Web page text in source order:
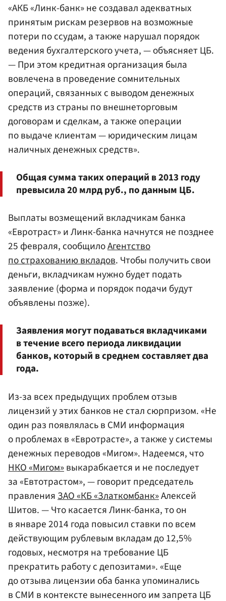
«АКБ «Линк-банк» не создавал адекватных
принятым рискам резервов на возможные
потери по ссудам, а также нарушал порядок
ведения бухгалтерского учета, — объясняет ЦБ.
— При этом кредитная организация была
вовлечена в проведение сомнительных
операций, связанных с выводом денежных
средств из страны по внешнеторговым
договорам и сделкам, а также операции
по выдаче клиентам — юридическим лицам
наличных денежных средств».
Общая сумма таких операций в 2013 году
превысила 20 млрд руб., по данным ЦБ.
Выплаты возмещений вкладчикам банка
«Евротраст» и Линк-банка начнутся не позднее
25 февраля, сообщилоАгентство
по страхованию вкладов. Чтобы получить свои
деньги, вкладчикам нужно будет подать
заявление (форма и порядок подачи будут
объявлены позже).
Заявления могут подаваться вкладчиками
в течение всего периода ликвидации
банков, который в среднем составляет два
года.
Из-за всех предыдущих проблем отзыв
лицензий у этих банков не стал сюрпризом. «Не
один раз появлялась в СМИ информация
о проблемах в «Евротрасте», а также у системы
денежных переводов «Мигом». Надеемся, что
НКО «Мигом»выкарабкается и не последует
за «Евтотрастом», — говорит председатель
правленияЗАО «КБ «Златкомбанк»Алексей
Шитов. — Что касается Линк-банка, то он
в январе 2014 года повысил ставки по всем
действующим рублевым вкладам до 12,5%
годовых, несмотря на требование ЦБ
прекратить работу с депозитами». «Еще
до отзыва лицензии оба банка упоминались
в СМИ в контексте вынесенного им запрета ЦБ